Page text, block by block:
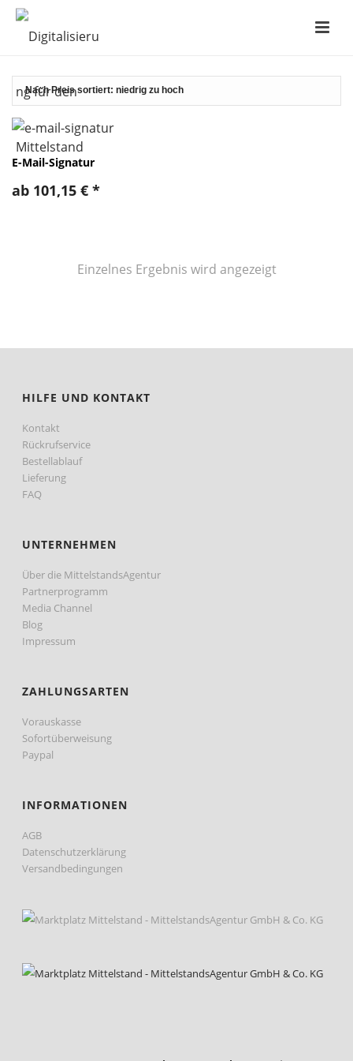
E-Mail-Signatur
ab 101,15 € *
Einzelnes Ergebnis wird angezeigt
HILFE UND KONTAKT
Kontakt
Rückrufservice
Bestellablauf
Lieferung
FAQ
UNTERNEHMEN
Über die MittelstandsAgentur
Partnerprogramm
Media Channel
Blog
Impressum
ZAHLUNGSARTEN
Vorauskasse
Sofortüberweisung
Paypal
INFORMATIONEN
AGB
Datenschutzerklärung
Versandbedingungen